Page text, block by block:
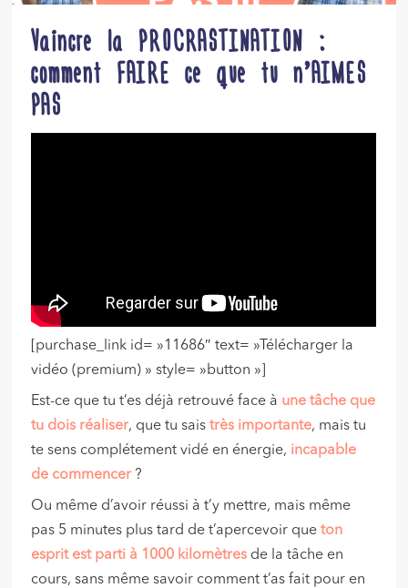
Vaincre la PROCRASTINATION :
comment FAIRE ce que tu n’AIMES
PAS
[purchase_link id= »11686″ text= »Télécharger la
vidéo (premium) » style= »button »]
Est-ce que tu t’es déjà retrouvé face à une tâche que
tu dois réaliser, que tu saistrès importante, mais tu
te sens complétement vidé en énergie, incapable
de commencer?
Ou même d’avoir réussi à t’y mettre, mais même
pas 5 minutes plus tard de t’apercevoir queton
esprit est parti à 1000 kilomètres de la tâche en
cours, sans même savoir comment t’as fait pour en